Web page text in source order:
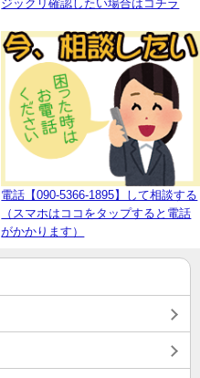
ジックリ確認したい場合はコチラ
電話【090-5366-1895】して相談する
（スマホはココをタップすると電話
がかかります）